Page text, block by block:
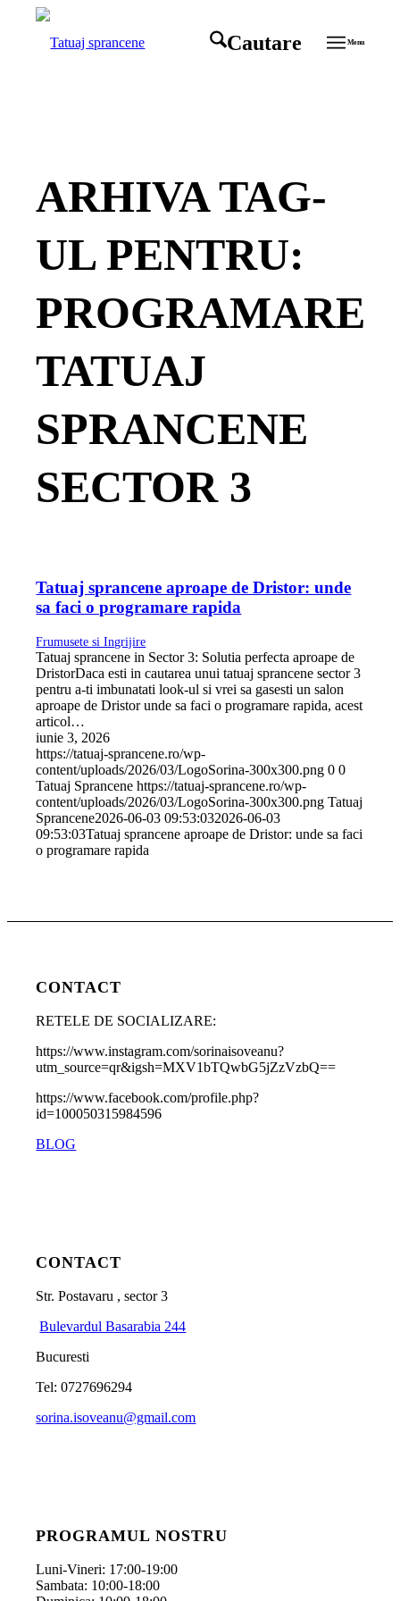
Cautare Menu
ARHIVA TAG-
UL PENTRU:
PROGRAMARE
TATUAJ
SPRANCENE
SECTOR 3
Tatuaj sprancene aproape de Dristor: unde
sa faci o programare rapida
Frumusete si Ingrijire
Tatuaj sprancene in Sector 3: Solutia perfecta aproape de
DristorDaca esti in cautarea unui tatuaj sprancene sector 3
pentru a-ti imbunatati look-ul si vrei sa gasesti un salon
aproape de Dristor unde sa faci o programare rapida, acest
articol…
iunie 3, 2026
https://tatuaj-sprancene.ro/wp-
content/uploads/2026/03/LogoSorina-300x300.png 0 0
Tatuaj Sprancene https://tatuaj-sprancene.ro/wp-
content/uploads/2026/03/LogoSorina-300x300.png Tatuaj
Sprancene2026-06-03 09:53:032026-06-03
09:53:03Tatuaj sprancene aproape de Dristor: unde sa faci
o programare rapida
CONTACT
RETELE DE SOCIALIZARE:
https://www.instagram.com/sorinaisoveanu?
utm_source=qr&igsh=MXV1bTQwbG5jZzVzbQ==
https://www.facebook.com/profile.php?
id=100050315984596
BLOG
CONTACT
Str. Postavaru , sector 3
Bulevardul Basarabia 244
Bucuresti
Tel: 0727696294
sorina.isoveanu@gmail.com
PROGRAMUL NOSTRU
Luni-Vineri: 17:00-19:00
Sambata: 10:00-18:00